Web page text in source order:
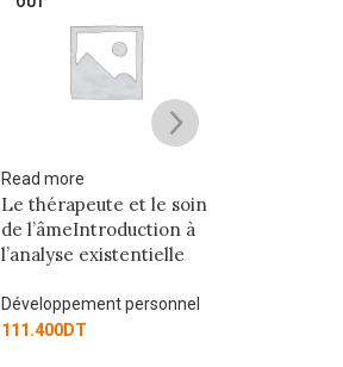
Add to cart
LA SAGA D’AUREN
TOME 2
42.275DT